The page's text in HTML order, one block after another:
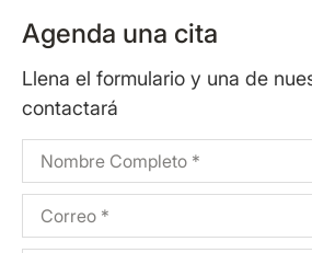
Agenda una cita
Llena el formulario y una de
contactará